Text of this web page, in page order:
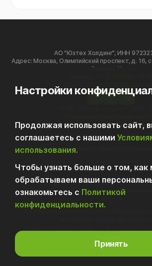
АО "Юзтех Холдинг", ИНН
Адрес: Москва, Олимпийский проспект, д. 16,
«Олимпик Холл»
info-
h
vk
tg
Политика обработки
70.10 Деятельность головных
62.01 Разработка компьютерного
компьютерных технологий
62.09 Деятельность, связанная с
вычислительной техники и
77.40 Аренда интеллектуальной
Исключительные права на ПО
Настройки
Продолжая использовать сайт,
соглашаетесь с нашими
использования.
Чтобы узнать больше о том, как
обрабатываем ваши
ознакомьтесь с Политикой
конфиденциальности.
Принять